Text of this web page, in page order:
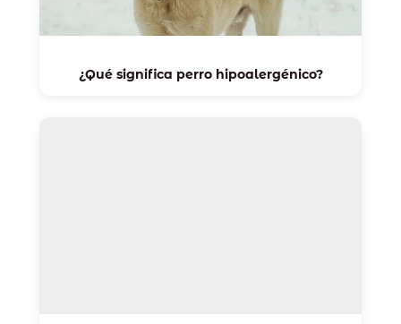
¿Qué significa perro hipoalergénico?